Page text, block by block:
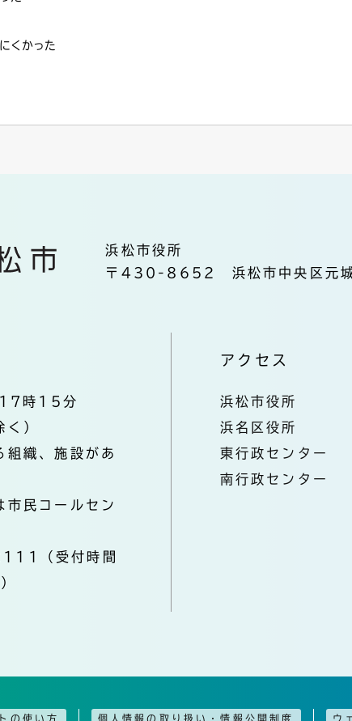
くかった
浜松市役所
〒430-8652 浜松市中央区元
時15分
く）
織、施設があ
市民コールセン
（受付時間
アクセス
浜松市役所
浜名区役所
東行政センター
南行政センター
の使い方 個人情報の取り扱い・情報公開制度 ウ